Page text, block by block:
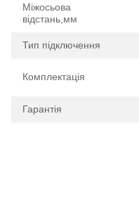
Міжосьова
відстань,мм
Тип підключення
Комплектація
Гарантія